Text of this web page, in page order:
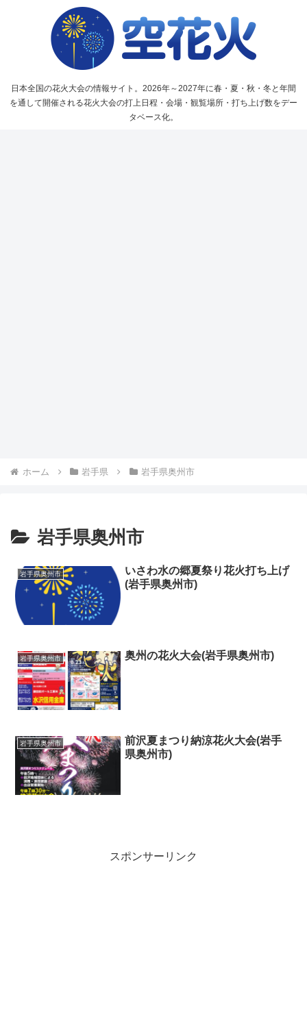
日本全国の花火大会の情報サイト。2026年～2027年に春・夏・秋・冬と年間
を通して開催される花火大会の打上日程・会場・観覧場所・打ち上げ数をデー
タベース化。
ホーム 岩手県 岩手県奥州市
岩手県奥州市
岩手県奥州市
いさわ水の郷夏祭り花火打ち上げ
(岩手県奥州市)
岩手県奥州市 奥州の花火大会(岩手県奥州市)
岩手県奥州市
前沢夏まつり納涼花火大会(岩手
県奥州市)
スポンサーリンク